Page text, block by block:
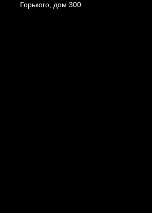
Горького, дом 300